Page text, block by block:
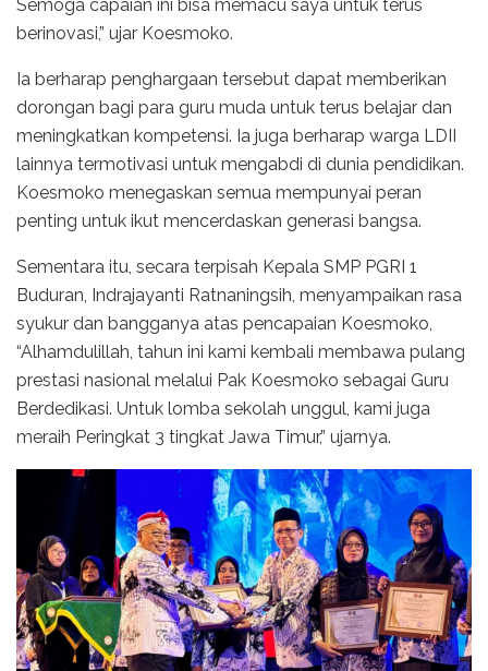
Semoga capaian ini bisa memacu saya untuk terus
berinovasi,” ujar Koesmoko.
Ia berharap penghargaan tersebut dapat memberikan
dorongan bagi para guru muda untuk terus belajar dan
meningkatkan kompetensi. Ia juga berharap warga LDII
lainnya termotivasi untuk mengabdi di dunia pendidikan.
Koesmoko menegaskan semua mempunyai peran
penting untuk ikut mencerdaskan generasi bangsa.
Sementara itu, secara terpisah Kepala SMP PGRI 1
Buduran, Indrajayanti Ratnaningsih, menyampaikan rasa
syukur dan bangganya atas pencapaian Koesmoko,
“Alhamdulillah, tahun ini kami kembali membawa pulang
prestasi nasional melalui Pak Koesmoko sebagai Guru
Berdedikasi. Untuk lomba sekolah unggul, kami juga
meraih Peringkat 3 tingkat Jawa Timur,” ujarnya.